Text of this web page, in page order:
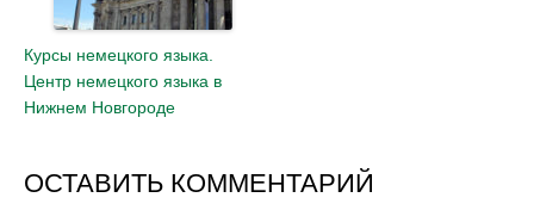
Курсы немецкого языка.
Центр немецкого языка в
Нижнем Новгороде
ОСТАВИТЬ КОММЕНТАРИЙ